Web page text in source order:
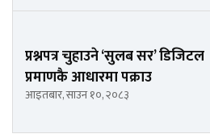
प्रश्नपत्र चुहाउने ‘सुलब सर’ डिजिटल
प्रमाणकै आधारमा पक्राउ
आइतबार, साउन १०, २०८३